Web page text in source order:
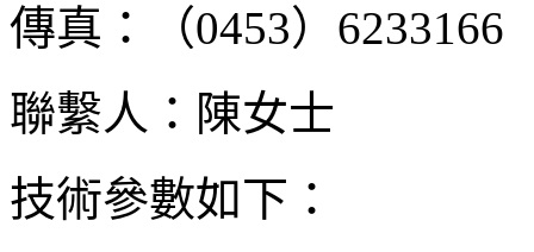
傳真：（0453）6233166
聯繫人：陳女士
技術參數如下：